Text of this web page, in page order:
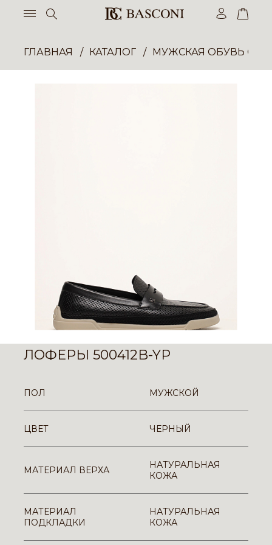
ГЛАВНАЯ КАТАЛОГ МУЖСКАЯ ОБУВЬ
ЛОФЕРЫ 500412B-YP
ПОЛ МУЖСКОЙ
ЦВЕТ ЧЕРНЫЙ
МАТЕРИАЛ ВЕРХА
НАТУРАЛЬНАЯ
КОЖА
МАТЕРИАЛ
ПОДКЛАДКИ
НАТУРАЛЬНАЯ
КОЖА